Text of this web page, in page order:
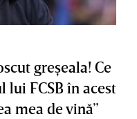
greşeala! Ce
FCSB în acest
mea de vină”